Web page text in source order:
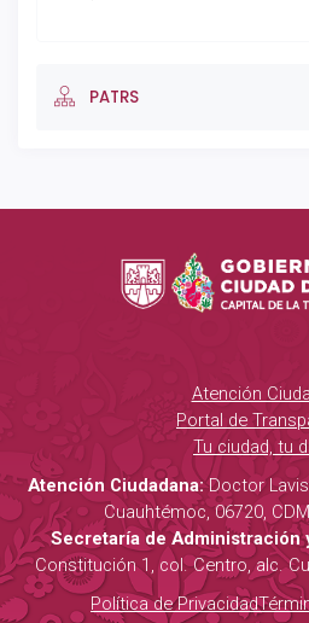
PATRS
Atención
Portal de
Tu ciudad, tu
Atención Ciudadana:Doctor
Cuauhtémoc, 06720,
Secretaría de Administración
Constitución 1, col. Centro, alc.
Política de Privacidad